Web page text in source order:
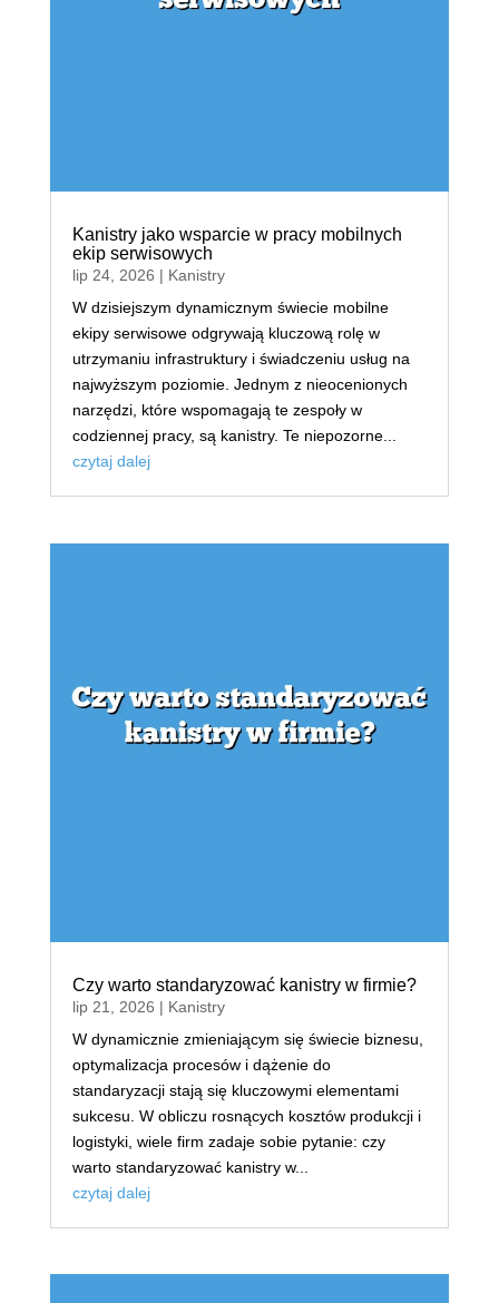
Kanistry jako wsparcie w pracy mobilnych
ekip serwisowych
lip 24, 2026 | Kanistry
W dzisiejszym dynamicznym świecie mobilne
ekipy serwisowe odgrywają kluczową rolę w
utrzymaniu infrastruktury i świadczeniu usług na
najwyższym poziomie. Jednym z nieocenionych
narzędzi, które wspomagają te zespoły w
codziennej pracy, są kanistry. Te niepozorne...
czytaj dalej
Czy warto standaryzować kanistry w firmie?
lip 21, 2026 | Kanistry
W dynamicznie zmieniającym się świecie biznesu,
optymalizacja procesów i dążenie do
standaryzacji stają się kluczowymi elementami
sukcesu. W obliczu rosnących kosztów produkcji i
logistyki, wiele firm zadaje sobie pytanie: czy
warto standaryzować kanistry w...
czytaj dalej